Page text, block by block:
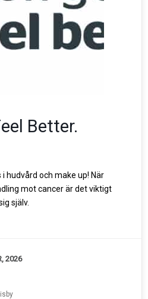
Better.
i hudvård och make up! När
mot cancer är det viktigt
själv.
2026